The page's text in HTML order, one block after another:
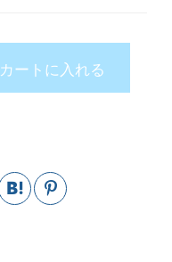
カートに入れる